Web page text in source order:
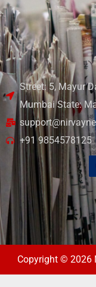
Street: 5, Mayur
Mumbai State:
+91 9854578125
Copyright © 2026